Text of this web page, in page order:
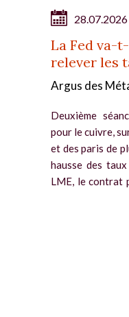
La Fed va-
relever les
Argus des
Deuxième
pour le cuivre,
et des paris de
hausse des
LME, le contrat